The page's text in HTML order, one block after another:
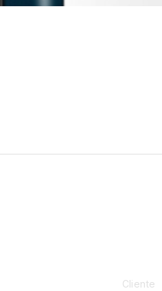
Cliente